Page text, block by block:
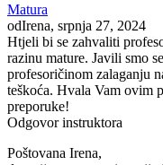
Matura
odIrena, srpnja 27, 2024
Htjeli bi se zahvaliti
razinu mature. Javili smo
profesoričinom zalaganju
teškoća. Hvala Vam ovim
preporuke!
Odgovor instruktora
Poštovana Irena,